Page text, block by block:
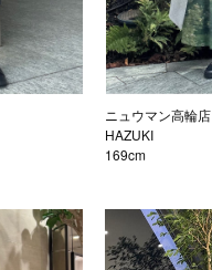
ニュウマン高輪店
HAZUKI
169cm